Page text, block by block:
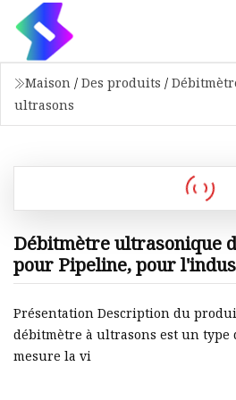
Maison / Des produits /
ultrasons
Débitmètre ultrasonique
pour Pipeline, pour
Présentation Description du
débitmètre à ultrasons est un type
mesure la vi